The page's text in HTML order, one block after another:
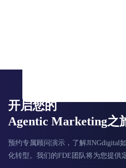
开启您的
Agentic Marketing之
预约专属顾问演示，了解JINGdigital
化转型。我们的FDE团队将为您提供